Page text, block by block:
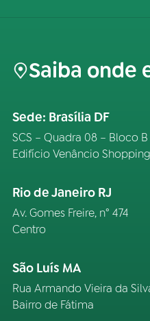
Saiba onde
Sede: Brasília DF
SCS – Quadra 08 – Bloco
Edifício Venâncio Shopping
Rio de Janeiro RJ
Av. Gomes Freire, n° 474
Centro
São Luís MA
Rua Armando Vieira da
Bairro de Fátima